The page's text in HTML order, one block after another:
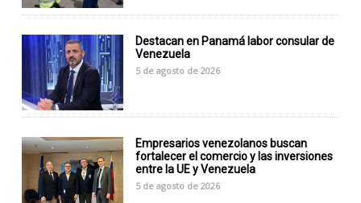
Destacan en Panamá labor consular de
Venezuela
5 de agosto de 2026
Empresarios venezolanos buscan
fortalecer el comercio y las inversiones
entre la UE y Venezuela
5 de agosto de 2026